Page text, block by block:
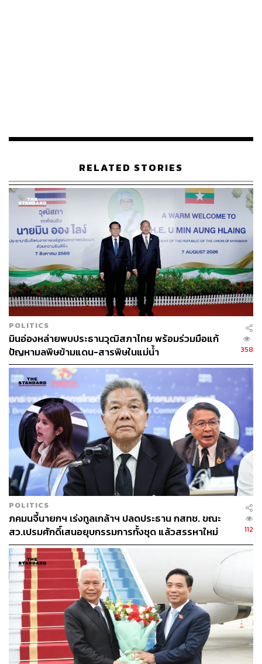
คดีนี้โดยการตรวจสอบสำนวนและส่งคำร้องไปยังศาลฎีกา
แผนกคดีเลือกตั้งเพื่อเป็นผู้วินิจฉัยชี้ขาด เพื่อเป็นการลบข้อ
ครหาเรื่องผลประโยชน์ทับซ้อน เนื่องจากกรรมการ กกต.
จำนวน 4 คน จากทั้งหมด 7 คน ได้รับความเห็นชอบเข้าสู่
ตำแหน่งจากวุฒิสภาชุดปัจจุบัน ในขณะที่ สว. จำนวน 139
คนก็อยู่ระหว่างการถูกพาดพิงและแจ้งข้อกล่าวหาในคดีฮั้ว
สว.
การส่งเรื่องให้ศาลฎีกาเป็นผู้พิจารณาจึงเป็นแนวทางที่ดีที่สุด
ในการพิสูจน์ความโปร่งใส และควรดำเนินการให้เสร็จสิ้น
ก่อนที่วาระของ สว. ชุดนี้จะสิ้นสุดลงในปี 2572
ด้าน น.ต. วุฒิพงศ์กล่าวเสริมว่า แม้ตนเองจะตั้งข้อสังเกตเกี่ยว
กับที่มาของคลิปวิดีโอดังกล่าว แต่เชื่อว่าหลักฐานที่ปรากฏไม่
ได้ถูกสร้างขึ้นด้วยเทคโนโลยีปัญญาประดิษฐ์ หรือ AI และได้
สร้างความแคลงใจให้แก่ประชาชนในวงกว้างไปแล้ว
หน่วยงานที่เกี่ยวข้องจึงต้องเร่งคลี่คลายข้อเท็จจริงผ่าน
กระบวนการยุติธรรมโดยเร็ว เพราะการปล่อยให้ระยะเวลา
ยืดเยื้อออกไปจะยิ่งทำลายความเชื่อมั่นของประชาชนที่มีต่อ
ระบบตรวจสอบ เรื่องนี้จึงควรเข้าสู่การพิจารณาของศาลที่มี
อำนาจโดยตรงเพื่อให้เกิดการสอบสวนที่เป็นธรรม โปร่งใส
และสร้างความสบายใจให้แก่ทุกฝ่าย รวมถึงตัวสมาชิก
วุฒิสภาเองด้วย
ขณะที่ สุนทร พฤกษพิพัฒน์ ระบุว่า ข้อกล่าวหาเรื่องการฮั้ว
เลือก สว. เป็นประเด็นที่ถูกวิพากษ์วิจารณ์มาตั้งแต่ปี 2567
และส่งผลกระทบต่อความน่าเชื่อถือของสถาบันวุฒิสภามา
โดยตลอด กกต. จึงควรเร่งวินิจฉัยชี้ขาดความถูกผิดให้ชัดเจน
ไม่ปล่อยให้สถานการณ์ค้างคาอึมครึม
อย่างไรก็ตาม เนื่องจากโครงสร้างของ กกต. มีกรรมการ 4
คนที่ได้รับความเห็นชอบจากวุฒิสภาชุดนี้ การที่ กกต. จะทำ
หน้าที่พิจารณาตัดสินความผิดของ สว. ด้วยตนเองอาจทำให้
สังคมเกิดความเคลือบแคลงใจ
RELATED STORIES
POLITICS
มินอ่องหล่ายพบประธานวุฒิสภาไทย พร้อมร่วมมือแก้
ปัญหามลพิษข้ามแดน-สารพิษในแม่น้ำ
358
POLITICS
ภคมนจี้นายกฯ เร่งทูลเกล้าฯ ปลดประธาน กสทช. ขณะ
สว.เปรมศักดิ์เสนอยุบกรรมการทั้งชุด แล้วสรรหาใหม่
112